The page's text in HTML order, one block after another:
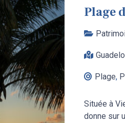
Plage
Plage,
Située à
donne sur